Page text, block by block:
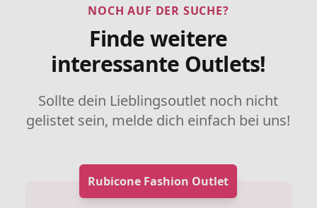
NOCH AUF DER SUCHE?
Finde weitere
interessante Outlets!
Sollte dein Lieblingsoutlet noch nicht
gelistet sein, melde dich einfach bei uns!
Rubicone Fashion Outlet